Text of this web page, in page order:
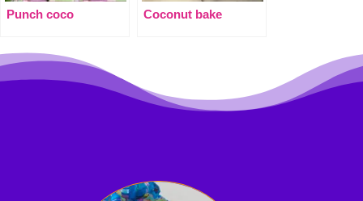
Punch coco Coconut bake